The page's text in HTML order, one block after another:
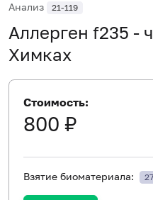
Анализ 21-119
Аллерген f235 -
Химках
Стоимость:
800 ₽
Взятие биоматериала: